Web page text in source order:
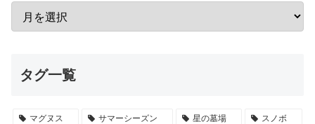
タグ一覧
マグヌス サマーシーズン 星の墓場 スノボ